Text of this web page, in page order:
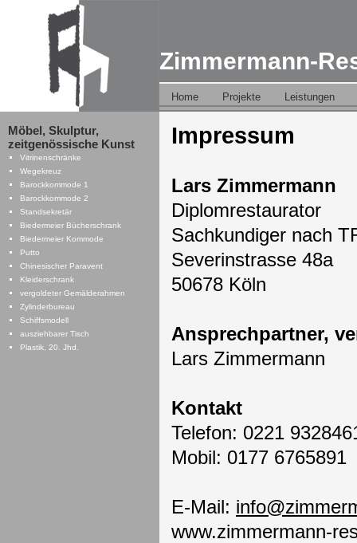
Zimmermann-
Navigation
überspringen
Home Projekte Leistungen
Impressum
Lars Zimmermann
Diplomrestaurator
Sachkundiger nach
Severinstrasse 48a
50678 Köln
Ansprechpartner,
Lars Zimmermann
Kontakt
Telefon: 0221
Mobil: 0177 6765891
E-Mail: info@
www.zimmermann-
Navigation
überspringen
Möbel, Skulptur,
zeitgenössische Kunst
Vitrinenschränke
Wegekreuz
Barockkommode 1
Barockkommode 2
Standsekretär
Biedermeier Bücherschrank
Biedermeier Kommode
Putto
Chinesischer Paravent
Kleiderschrank
vergoldeter Gemälderahmen
Zylinderbureau
Schiffsmodell
ausziehbarer Tisch
Plastik, 20. Jhd.